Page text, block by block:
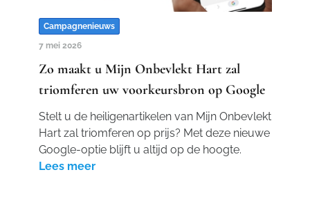
Campagnenieuws
7 mei 2026
Zo maakt u Mijn Onbevlekt Hart zal
triomferen uw voorkeursbron op Google
Stelt u de heiligenartikelen van Mijn Onbevlekt
Hart zal triomferen op prijs? Met deze nieuwe
Google-optie blijft u altijd op de hoogte.
Lees meer